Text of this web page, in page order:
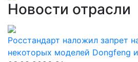
Новости отрасли
Росстандарт наложил запрет
некоторых моделей Dongfeng